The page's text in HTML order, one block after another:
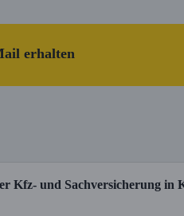
erhalten
Kfz- und Sachversicherung in